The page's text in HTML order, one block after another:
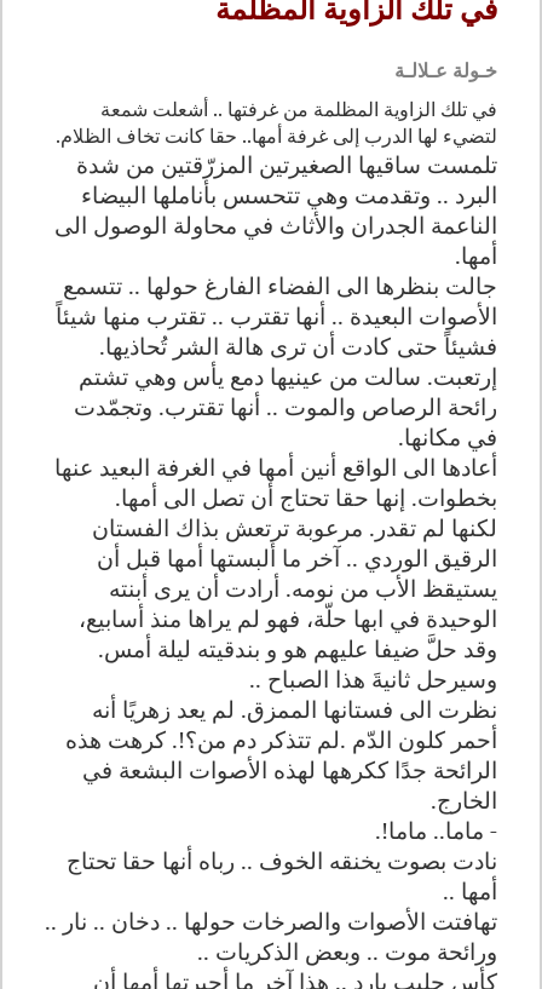
في تلك الزاوية المظلمة
خـولة عـلالـة
في تلك الزاوية المظلمة من غرفتها .. أشعلت شمعة
لتضيء لها الدرب إلى غرفة أمها.. حقا كانت تخاف الظلام.
تلمست ساقيها الصغير تين المزرّقتين من شدة
البرد .. وتقدمت وهي تتحسس بأناملها البيضاء
الناعمة الجدران والأثاث في محاولة الوصول الى
أمها.
جالت بنظرها الى الفضاء الفارغ حولها .. تتسمع
الأصوات البعيدة .. أنها تقترب .. تقترب منها شيئاً
فشيئاً حتى كادت أن ترى هالة الشر تُحاذيها.
إرتعبت. سالت من عينيها دمع يأس وهي تشتم
رائحة الرصاص والموت .. أنها تقترب. وتجمّدت
في مكانها.
أعادها الى الواقع أنين أمها في الغرفة البعيد عنها
بخطوات. إنها حقا تحتاج أن تصل الى أمها.
لكنها لم تقدر. مرعوبة ترتعش بذاك الفستان
الرقيق الوردي .. آخر ما ألبستها أمها قبل أن
يستيقظ الأب من نومه. أرادت أن يرى أبنته
الوحيدة في ابها حلّة، فهو لم يراها منذ أسابيع،
وقد حل ضيفا عليهم هو و بندقيته ليلة أمس.
وسيرحل ثانيةَ هذا الصباح ..
نظرت الى فستانها الممزق. لم يعد زهريًا أنه
أحمر كلون الدّم .لم تتذكر دم من؟!. كرهت هذه
الرائحة جدًا ككرهها لهذه الأصوات البشعة في
الخارج.
- ماما.. ماما!.
نادت بصوت يخنقه الخوف .. رباه أنها حقا تحتاج
أمها ..
تهافتت الأصوات والصرخات حولها .. دخان .. نار ..
ورائحة موت .. وبعض الذكريات ..
كأس حليب بارد .. هذا آخر ما أجبرتها أمها أن